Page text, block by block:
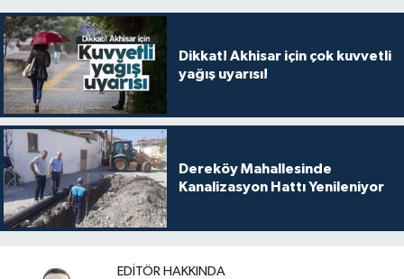
Dikkat! Akhisar için çok kuvvetli
yağış uyarısı!
Dereköy Mahallesinde
Kanalizasyon Hattı Yenileniyor
EDITÖR HAKKINDA